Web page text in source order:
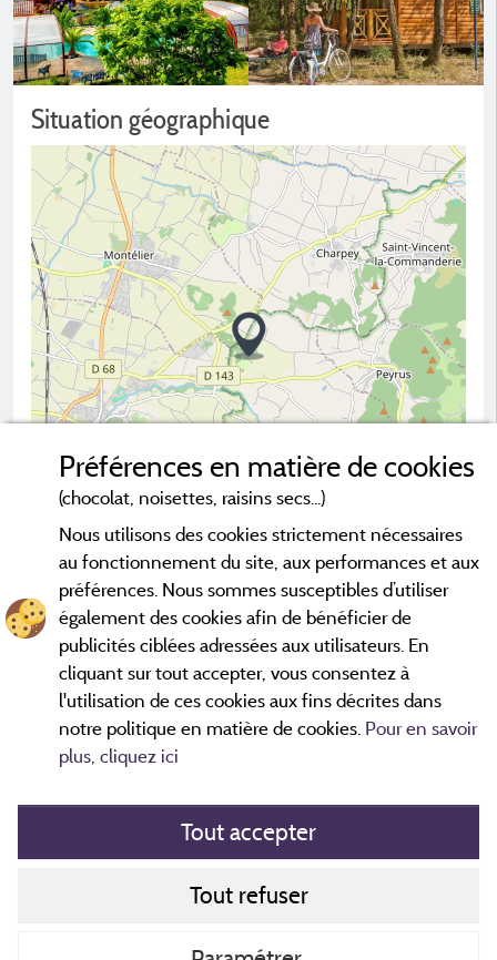
Situation géographique
2 km © OpenStreetMap contributors
Contacter le camping
Politique de cookies
Préférences en matière de cookies
(chocolat, noisettes, raisins secs...)
Nous utilisons des cookies strictement nécessaires
au fonctionnement du site, aux performances et aux
préférences. Nous sommes susceptibles d’utiliser
également des cookies afin de bénéficier de
publicités ciblées adressées aux utilisateurs. En
cliquant sur tout accepter, vous consentez à
l'utilisation de ces cookies aux fins décrites dans
notre politique en matière de cookies. Pour en savoir
plus, cliquez ici
Tout accepter
Tout refuser